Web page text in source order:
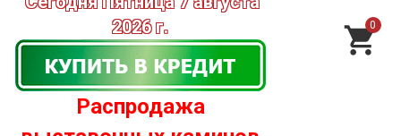
2026 г.
Распродажа
0